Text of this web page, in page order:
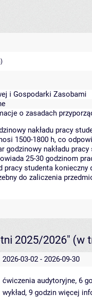
i Gospodarki Zasobami
o zasadach
nakładu pracy
1500-1800 h, co
godzinowy nakładu
25-30 godzinom
pracy studenta
do zaliczenia
2025/2026" (w
2026-03-02 - 2026-09-30
ćwiczenia audytoryjne, 6
wykład, 9 godzin więcej